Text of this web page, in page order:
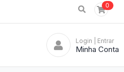
0
Login | Entrar
Minha Conta